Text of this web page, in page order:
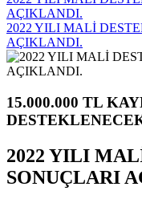
AÇIKLANDI.
2022 YILI MALİ
AÇIKLANDI.
15.000.000 TL
2022 YILI
SONUÇLARI